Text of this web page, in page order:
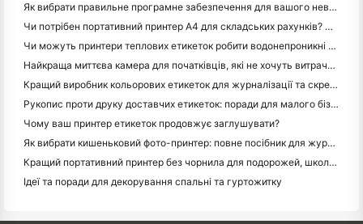
Як вибрати правильне програмне забезпечення для вашого невеликого або середнього ресторану
Чи потрібен портативний принтер A4 для складських рахунків? Що дійсно працює
Чи можуть принтери теплових етикеток робити водонепроникні етикетки для продуктів малого бізнесу?
Найкраща миттєва камера для початківців, які не хочуть витрачати папір
Кращий виробник кольорових етикеток для журналізації та скрепбукінгу: додайте більше кольору на кожну сторінку
Рукопис проти друку доставчих етикеток: поради для малого бізнесу в 2026 році
Чому ваш принтер етикеток продовжує заглушувати?
Як вибрати кишеньковий фото-принтер: повне посібник для журналістів, подорожей та користувачів iPhone
Кращий портативний принтер без чорнила для подорожей, школи та мобільної роботи: огляд Hanin MT620 Pro
Ідеї та поради для декорування спальні та гуртожитку